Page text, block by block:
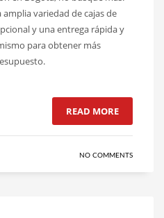
variedad de cajas de
y una entrega rápida y
para obtener más
READ MORE
NO COMMENTS